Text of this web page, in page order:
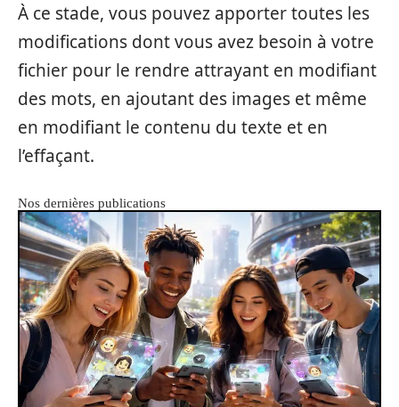
À ce stade, vous pouvez apporter toutes les
modifications dont vous avez besoin à votre
fichier pour le rendre attrayant en modifiant
des mots, en ajoutant des images et même
en modifiant le contenu du texte et en
l’effaçant.
Nos dernières publications